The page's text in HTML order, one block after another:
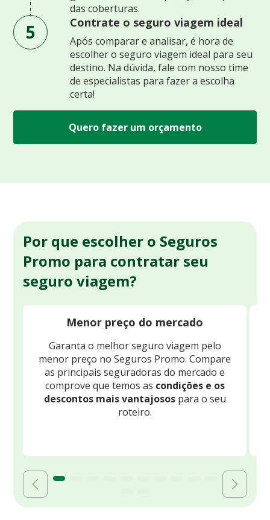
das coberturas.
5 Contrate o seguro viagem ideal
Após comparar e analisar, é hora de
escolher o seguro viagem ideal para seu
destino. Na dúvida, fale com nosso time
de especialistas para fazer a escolha
certa!
Quero fazer um orçamento
Por que escolher o Seguros
Promo para contratar seu
seguro viagem?
Menor preço do mercado
Garanta o melhor seguro viagem pelo
menor preço no Seguros Promo. Compare
as principais seguradoras do mercado e
comprove que temos as condições e os
descontos mais vantajosospara o seu
roteiro.